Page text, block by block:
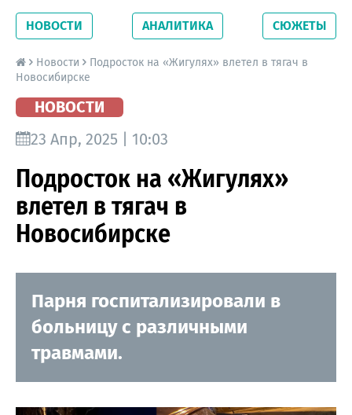
Новосибирской области. Читайте свежие
новости на сайте сетевого издания
Precedent.
НОВОСТИ АНАЛИТИКА СЮЖЕТЫ
Новости
Подросток на «Жигулях» влетел в тягач в
Новосибирске
НОВОСТИ
23 Апр, 2025 | 10:03
Подросток на «Жигулях»
влетел в тягач в
Новосибирске
Парня госпитализировали в
больницу с различными
травмами.